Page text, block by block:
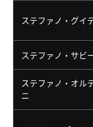
ステファノ・グイ
ステファノ・サビ
ステファノ・オル
ニ